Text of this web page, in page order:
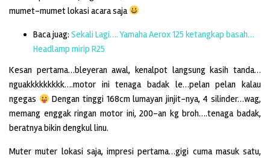
mumet-mumet lokasi acara saja
Baca juag: Sekali Lagi…. Yamaha Aerox 125 ketangkap basah…
Headlamp mirip R25
Kesan pertama…bleyeran awal, kenalpot langsung kasih tanda…
nguakkkkkkkkk….motor ini tenaga badak le…pelan pelan kalau
ngegas
Dengan tinggi 168cm lumayan jinjit-nya, 4 silinder…wag,
memang enggak ringan motor ini, 200-an kg broh….tenaga badak,
beratnya bikin dengkul linu.
Muter muter lokasi saja, impresi pertama…gigi cuma masuk satu,